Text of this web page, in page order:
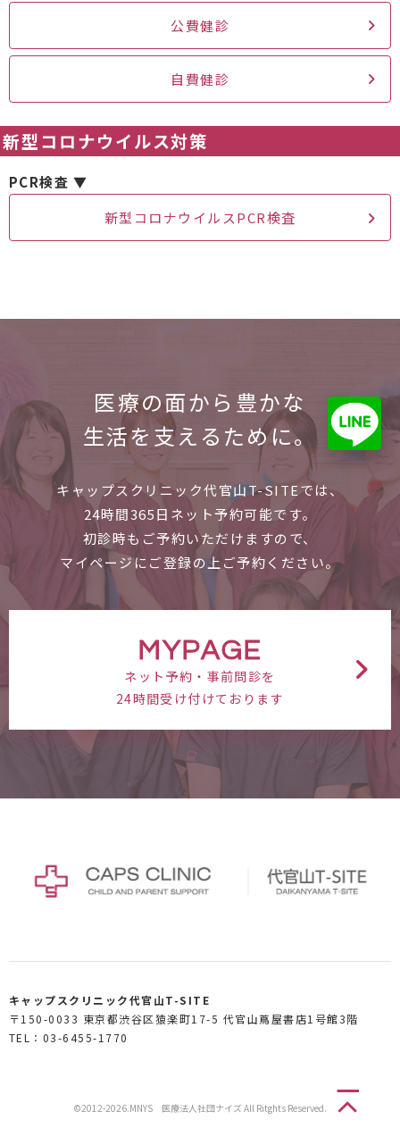
公費健診
自費健診
新型コロナウイルス対策
PCR検査 ▼
新型コロナウイルスPCR検査
医療の面から 豊かな
生活を支えるために。
キャップスクリニック代官山T-SITEでは、
24時間365日ネット予約可能です。
初診時もご予約いただけますので、
マイページにご登録の上ご予約ください。
MYPAGE
ネット予約・事前問診を
24時間受け付けております
キャップスクリニック代官山T-SITE
〒150-0033 東京都渋谷区猿楽町17-5 代官山蔦屋書店1号館3階
TEL：03-6455-1770
©2012-2026.MNYS 医療法人社団ナイズ All Ritghts Reserved.